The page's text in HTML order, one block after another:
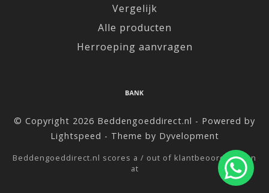
Vergelijk
Alle producten
Herroeping aanvragen
© Copyright 2026 Beddengoeddirect.nl - Powered by
Lightspeed - Theme by Dyvelopment
Beddengoeddirect.nl scores a / out of klantbeoordelingen
at